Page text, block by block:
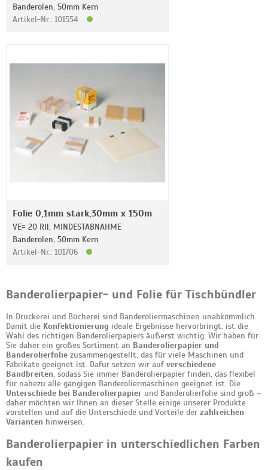
Banderolen, 50mm Kern
Artikel-Nr.: 101554
Folie 0,1mm stark,30mm x 150m
VE= 20 Rll, MINDESTABNAHME
Banderolen, 50mm Kern
Artikel-Nr.: 101706
Banderolierpapier- und Folie für Tischbündler
In Druckerei und Bücherei sind Banderoliermaschinen unabkömmlich.
Damit die Konfektionierung ideale Ergebnisse hervorbringt, ist die
Wahl des richtigen Banderolierpapiers äußerst wichtig. Wir haben für
Sie daher ein großes Sortiment an Banderolierpapier und
Banderolierfolie zusammengestellt, das für viele Maschinen und
Fabrikate geeignet ist. Dafür setzen wir aufverschiedene
Bandbreiten, sodass Sie immer Banderolierpapier finden, das flexibel
für nahezu alle gängigen Banderoliermaschinen geeignet ist. Die
Unterschiede bei Banderolierpapier und Banderolierfolie sind groß –
daher möchten wir Ihnen an dieser Stelle einige unserer Produkte
vorstellen und auf die Unterschiede und Vorteile der zahlreichen
Varianten hinweisen.
Banderolierpapier in unterschiedlichen Farben
kaufen